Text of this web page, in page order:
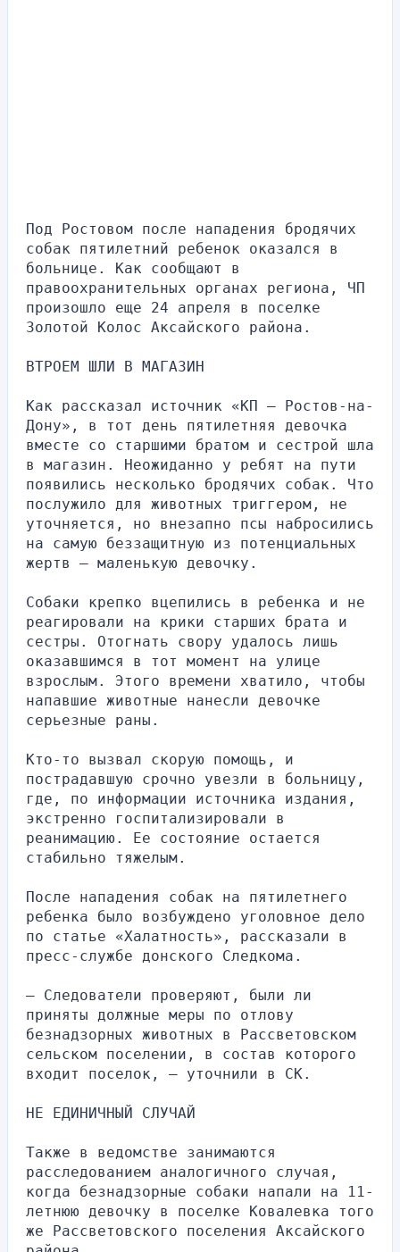
Под Ростовом после нападения бродячих
собак пятилетний ребенок оказался в
больнице. Как сообщают в
правоохранительных органах региона, ЧП
произошло еще 24 апреля в поселке
Золотой Колос Аксайского района.
ВТРОЕМ ШЛИ В МАГАЗИН
Как рассказал источник «КП — Ростов-на-
Дону», в тот день пятилетняя девочка
вместе со старшими братом и сестрой шла
в магазин. Неожиданно у ребят на пути
появились несколько бродячих собак. Что
послужило для животных триггером, не
уточняется, но внезапно псы набросились
на самую беззащитную из потенциальных
жертв — маленькую девочку.
Собаки крепко вцепились в ребенка и не
реагировали на крики старших брата и
сестры. Отогнать свору удалось лишь
оказавшимся в тот момент на улице
взрослым. Этого времени хватило, чтобы
напавшие животные нанесли девочке
серьезные раны.
Кто-то вызвал скорую помощь, и
пострадавшую срочно увезли в больницу,
где, по информации источника издания,
экстренно госпитализировали в
реанимацию. Ее состояние остается
стабильно тяжелым.
После нападения собак на пятилетнего
ребенка было возбуждено уголовное дело
по статье «Халатность», рассказали в
пресс-службе донского Следкома.
— Следователи проверяют, были ли
приняты должные меры по отлову
безнадзорных животных в Рассветовском
сельском поселении, в состав которого
входит поселок, — уточнили в СК.
НЕ ЕДИНИЧНЫЙ СЛУЧАЙ
Также в ведомстве занимаются
расследованием аналогичного случая,
когда безнадзорные собаки напали на 11-
летнюю девочку в поселке Ковалевка того
же Рассветовского поселения Аксайского